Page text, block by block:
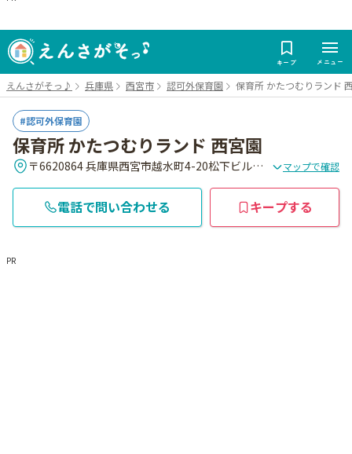
キープ メニュー
えんさがそっ♪ 兵庫県 西宮市 認可外保育園 保育所 かたつむりランド
認可外保育園
保育所 かたつむりランド 西宮園
〒6620864 兵庫県西宮市越水町4-20松下ビル1階 マップで確認
電話で問い合わせる キープする
PR